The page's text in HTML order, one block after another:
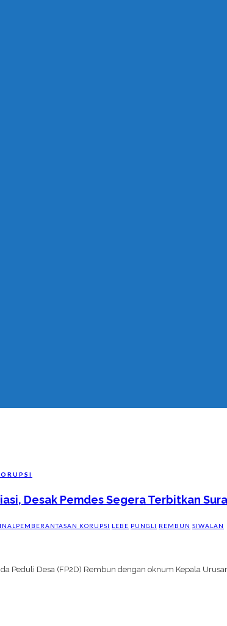
Desak Pemdes Segera Terbitkan
PEMBERANTASAN KORUPSI LEBE PUNGLI REMBUN SIWALAN
Peduli Desa (FP2D) Rembun dengan oknum Kepala